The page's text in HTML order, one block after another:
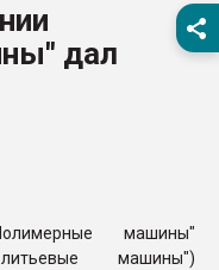
28.07.2026
ситуацией на
дал
машины"
машины")